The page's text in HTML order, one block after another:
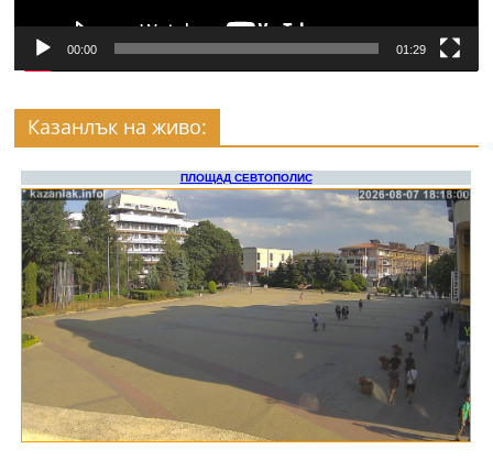
00:00 01:29
Казанлък на живо: